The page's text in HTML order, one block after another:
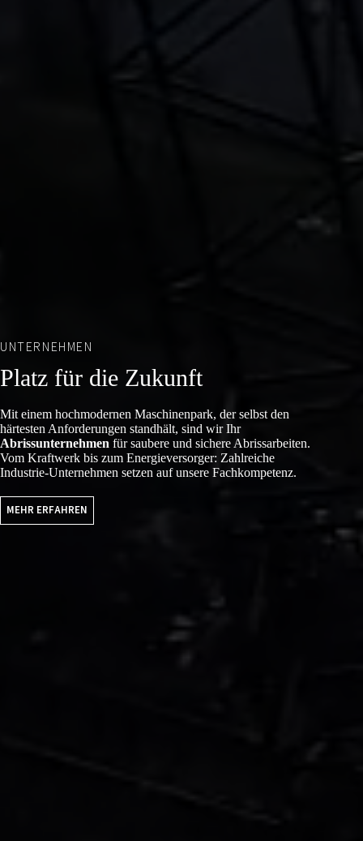
UNTERNEHMEN
Platz für die Zukunft
Mit einem hochmodernen Maschinenpark, der selbst den
härtesten Anforderungen standhält, sind wir Ihr
Abrissunternehmen für saubere und sichere Abrissarbeiten.
Vom Kraftwerk bis zum Energieversorger: Zahlreiche
Industrie-Unternehmen setzen auf unsere Fachkompetenz.
MEHR ERFAHREN